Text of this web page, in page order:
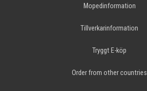
Mopedinformation
Tillverkarinformation
Tryggt E-köp
Order from other countries